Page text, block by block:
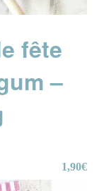
fête
–
1,90€